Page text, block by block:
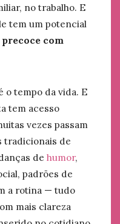
no trabalho. E
tem um potencial
com
o tempo da vida. E
tem acesso
vezes passam
tradicionais de
de humor,
padrões de
a rotina — tudo
mais clareza